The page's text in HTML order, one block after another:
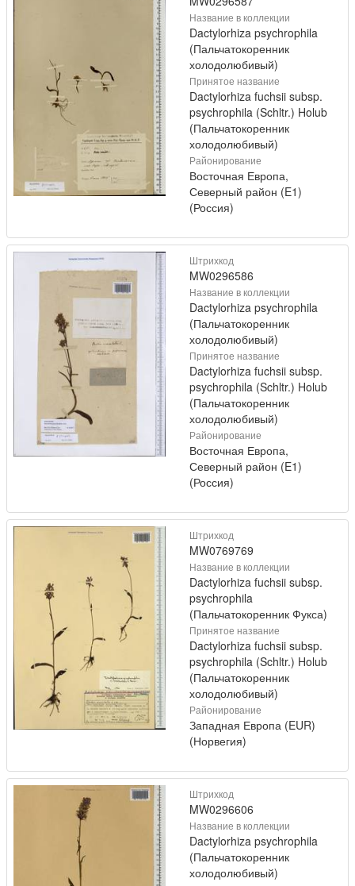
Название в коллекции
Dactylorhiza psychrophila
(Пальчатокоренник
холодолюбивый)
Принятое название
Dactylorhiza fuchsii subsp.
psychrophila (Schltr.) Holub
(Пальчатокоренник
холодолюбивый)
Районирование
Восточная Европа,
Северный район (E1)
(Россия)
Штрихкод
MW0296586
Название в коллекции
Dactylorhiza psychrophila
(Пальчатокоренник
холодолюбивый)
Принятое название
Dactylorhiza fuchsii subsp.
psychrophila (Schltr.) Holub
(Пальчатокоренник
холодолюбивый)
Районирование
Восточная Европа,
Северный район (E1)
(Россия)
Штрихкод
MW0769769
Название в коллекции
Dactylorhiza fuchsii subsp.
psychrophila
(Пальчатокоренник Фукса)
Принятое название
Dactylorhiza fuchsii subsp.
psychrophila (Schltr.) Holub
(Пальчатокоренник
холодолюбивый)
Районирование
Западная Европа (EUR)
(Норвегия)
Штрихкод
MW0296606
Название в коллекции
Dactylorhiza psychrophila
(Пальчатокоренник
холодолюбивый)